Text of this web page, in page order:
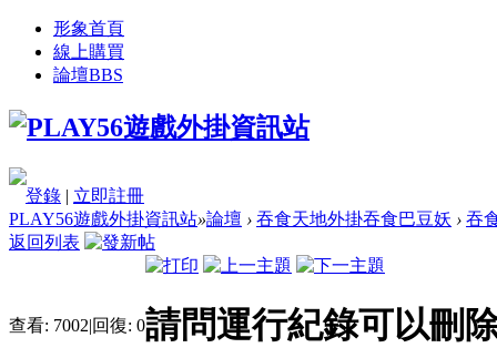
形象首頁
線上購買
論壇BBS
登錄 | 立即註冊
PLAY56遊戲外掛資訊站»論壇 › 吞食天地外掛吞食巴豆妖 › 吞
返回列表
查看: 7002|回復: 0請問運行紀錄可以刪